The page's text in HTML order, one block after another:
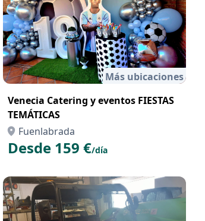
Más ubicaciones
Venecia Catering y eventos FIESTAS
TEMÁTICAS
Fuenlabrada
Desde 159 €/día